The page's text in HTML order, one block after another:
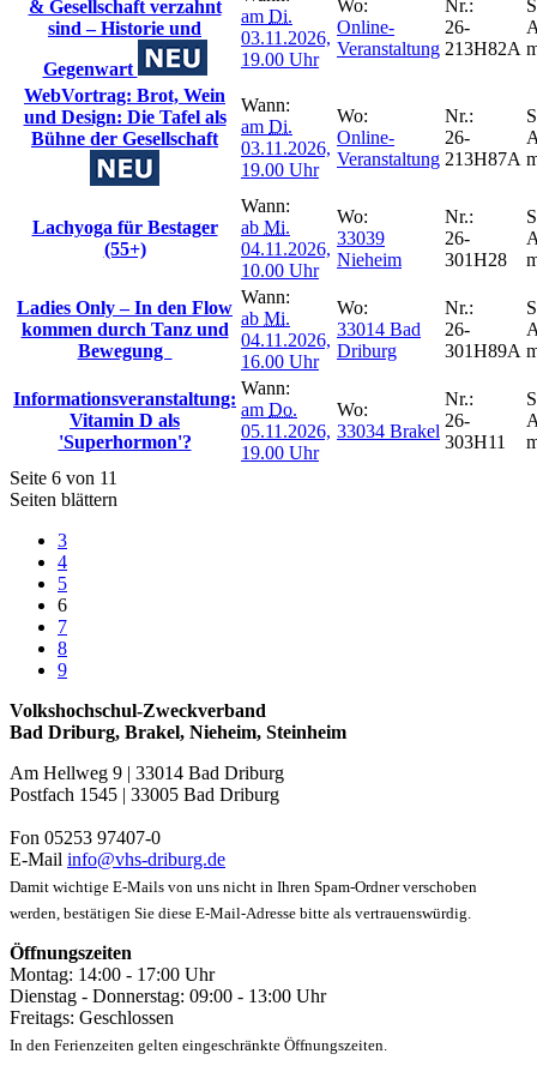
& Gesellschaft verzahnt
sind – Historie und
Gegenwart
am Di.
03.11.2026,
19.00 Uhr
Wo:
Online-
Veranstaltung
Nr.:
26-
213H82A
WebVortrag: Brot, Wein
und Design: Die Tafel als
Bühne der Gesellschaft
Wann:
am Di.
03.11.2026,
19.00 Uhr
Wo:
Online-
Veranstaltung
Nr.:
26-
213H87A
Lachyoga für Bestager
(55+)
Wann:
ab Mi.
04.11.2026,
10.00 Uhr
Wo:
33039
Nieheim
Nr.:
26-
301H28
Ladies Only – In den Flow
kommen durch Tanz und
Bewegung
Wann:
ab Mi.
04.11.2026,
16.00 Uhr
Wo:
33014 Bad
Driburg
Nr.:
26-
301H89A
Informationsveranstaltung:
Vitamin D als
'Superhormon'?
Wann:
am Do.
05.11.2026,
19.00 Uhr
Wo:
33034 Brakel
Nr.:
26-
303H11
Seite 6 von 11
Seiten blättern
3
4
5
6
7
8
9
Volkshochschul-Zweckverband
Bad Driburg, Brakel, Nieheim, Steinheim
Am Hellweg 9 | 33014 Bad Driburg
Postfach 1545 | 33005 Bad Driburg
Fon 05253 97407-0
E-Mail info@vhs-driburg.de
Damit wichtige E-Mails von uns nicht in Ihren Spam-Ordner verschoben
werden, bestätigen Sie diese E-Mail-Adresse bitte als vertrauenswürdig.
Öffnungszeiten
Montag: 14:00 - 17:00 Uhr
Dienstag - Donnerstag: 09:00 - 13:00 Uhr
Freitags: Geschlossen
In den Ferienzeiten gelten eingeschränkte Öffnungszeiten.